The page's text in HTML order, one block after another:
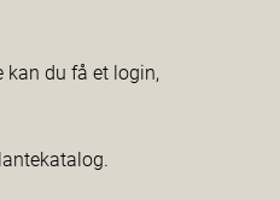
kan du få et login,